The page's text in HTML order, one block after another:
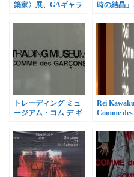
築家〉展、GAギャラ
時の結晶
トレーディング ミュ
ージアム・コム デ ギ
日オープン
Rei
Comme des
催